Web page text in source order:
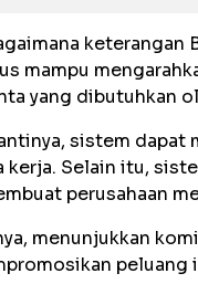
keterangan
mampu
yang dibutuhkan
sistem dapat
kerja. Selain itu,
perusahaan
menunjukkan
peluang